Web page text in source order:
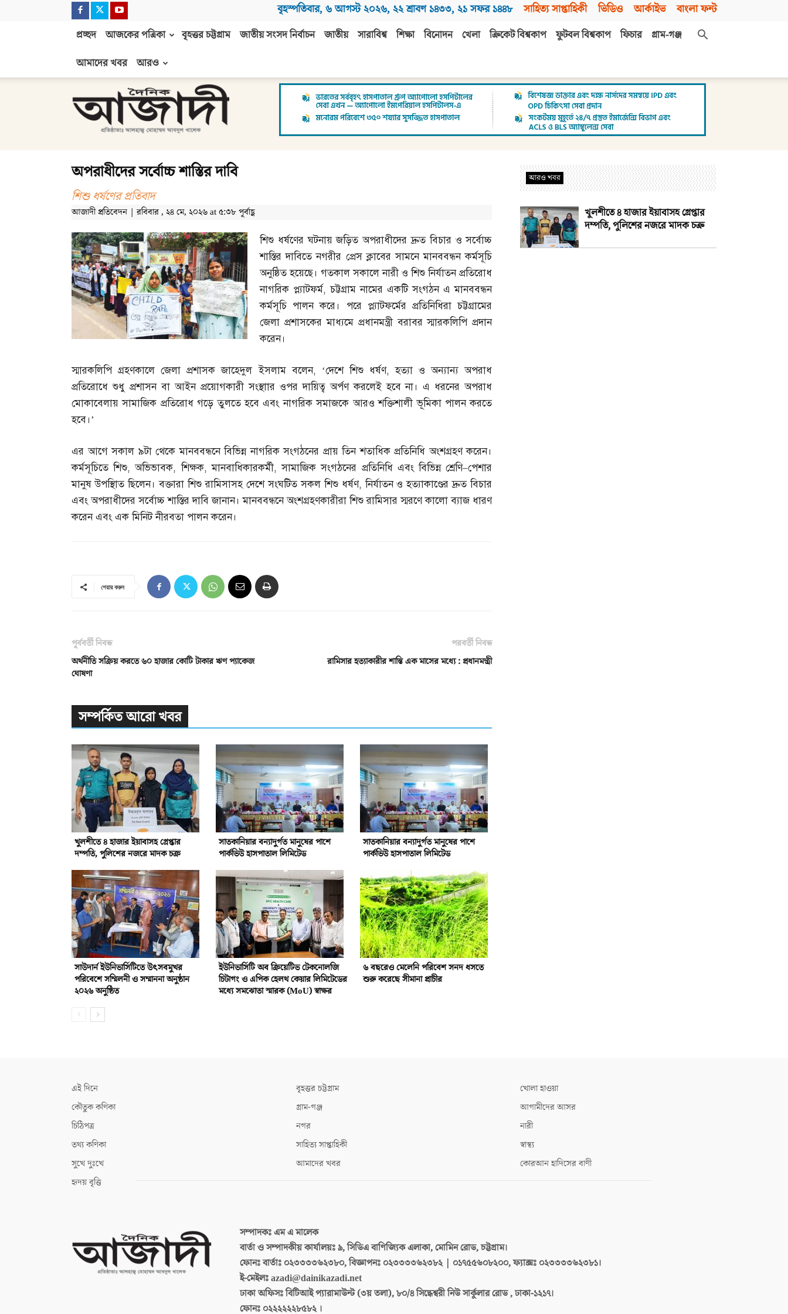
বৃহস্পতিবার, ৬ আগস্ট ২০২৬, ২২ শ্রাবণ ১৪৩৩, ২১ সফর ১৪৪৮ সাহিত্য সাপ্তাহিকী ভিডিও আর্কাইভ বাংলা ফন্ট
প্রচ্ছদ আজকের পত্রিকা বৃহত্তর চট্টগ্রাম জাতীয় সংসদ নির্বাচন জাতীয় সারাবিশ্ব শিক্ষা বিনোদন খেলা ক্রিকেট বিশ্বকাপ ফুটবল বিশ্বকাপ ফিচার
গ্রাম-গঞ্জ
আমাদের খবর
আরও
আজাদী
অপরাধীদের সর্বোচ্চ শাস্তির দাবি
শিশু ধর্ষণের প্রতিবাদ
আজাদী প্রতিবেদন | রবিবার , ২৪ মে, ২০২৬ at ৫:৩৮ পূর্বাহ্ণ
শিশু ধর্ষণের ঘটনায় জড়িত অপরাধীদের দ্রুত বিচার ও সর্বোচ্চ
শাস্তির দাবিতে নগরীর প্রেস ক্লাবের সামনে মানববন্ধন কর্মসূচি
অনুষ্ঠিত হয়েছে। গতকাল সকালে নারী ও শিশু নির্যাতন প্রতিরোধ
নাগরিক প্ল্যাটফর্ম,চট্টগ্রাম নামের একটি সংগঠন এ মানববন্ধন
কর্মসূচি পালন করে। পরে প্ল্যাটফর্মের প্রতিনিধিরা চট্টগ্রামের
জেলা প্রশাসকের মাধ্যমে প্রধানমন্ত্রী বরাবর স্মারকলিপি প্রদান
করেন।
স্মারকলিপি গ্রহণকালে জেলা প্রশাসক জাহেদুল ইসলাম বলেন, ‘দেশে শিশু ধর্ষণ,হত্যা ও অন্যান্য অপরাধ
প্রতিরোধে শুধু প্রশাসন বা আইন প্রয়োগকারী সংস্থাার ওপর দায়িত্ব অর্পণ করলেই হবে না। এ ধরনের অপরাধ
মোকাবেলায় সামাজিক প্রতিরোধ গড়ে তুলতে হবে এবং নাগরিক সমাজকে আরও শক্তিশালী ভূমিকা পালন করতে
হবে।’
এর আগে সকাল ৯টা থেকে মানববন্ধনে বিভিন্ন নাগরিক সংগঠনের প্রায় তিন শতাধিক প্রতিনিধি অংশগ্রহণ করেন।
কর্মসূচিতে শিশু,অভিভাবক,শিক্ষক,মানবাধিকারকর্মী,সামাজিক সংগঠনের প্রতিনিধি এবং বিভিন্ন শ্রেণি–পেশার
মানুষ উপস্থিাত ছিলেন। বক্তারা শিশু রামিসাসহ দেশে সংঘটিত সকল শিশু ধর্ষণ,নির্যাতন ও হত্যাকাণ্ডের দ্রুত বিচার
এবং অপরাধীদের সর্বোচ্চ শাস্তির দাবি জানান। মানববন্ধনে অংশগ্রহণকারীরা শিশু রামিসার স্মরণে কালো ব্যাজ ধারণ
করেন এবং এক মিনিট নীরবতা পালন করেন।
শেয়ার করুন
পূর্ববর্তী নিবন্ধ
অর্থনীতি সক্রিয় করতে ৬০ হাজার কোটি টাকার ঋণ প্যাকেজ
ঘোষণা
পরবর্তী নিবন্ধ
রামিসার হত্যাকারীর শাস্তি এক মাসের মধ্যে : প্রধানমন্ত্রী
সম্পর্কিত আরো খবর
খুলশীতে ৪ হাজার ইয়াবাসহ গ্রেপ্তার
দম্পতি, পুলিশের নজরে মাদক চক্র
সাতকানিয়ার বন্যাদুর্গত মানুষের পাশে
পার্কভিউ হাসপাতাল লিমিটেড
সাতকানিয়ার বন্যাদুর্গত মানুষের পাশে
পার্কভিউ হাসপাতাল লিমিটেড
সাউদার্ন ইউনিভার্সিটিতে উৎসবমুখর
পরিবেশে সম্মিলনী ও সম্মাননা অনুষ্ঠান
২০২৬ অনুষ্ঠিত
ইউনিভার্সিটি অব ক্রিয়েটিভ টেকনোলজি
চিটাগং ও এপিক হেলথ কেয়ার লিমিটেডের
মধ্যে সমঝোতা স্মারক (MoU) স্বাক্ষর
৬ বছরেও মেলেনি পরিবেশ সনদ ধসতে
শুরু করেছে সীমানা প্রাচীর
আরও খবর
খুলশীতে ৪ হাজার ইয়াবাসহ গ্রেপ্তার
দম্পতি, পুলিশের নজরে মাদক চক্র
এই দিনে
কৌতুক কণিকা
চিঠিপত্র
তথ্য কণিকা
সুখে দুঃখে
হৃদয় বৃত্তি
বৃহত্তর চট্টগ্রাম
গ্রাম-গঞ্জ
নগর
সাহিত্য সাপ্তাহিকী
আমাদের খবর
খোলা হাওয়া
আগামীদের আসর
নারী
স্বাস্থ্য
কোরআন হাদিসের বাণী
সম্পাদকঃএম এ মালেক
বার্তা ও সম্পাদকীয় কার্যালয়ঃ৯, সিডিএ বাণিজ্যিক এলাকা, মোমিন রোড, চট্টগ্রাম।
ফোনঃ বার্তাঃ ০২৩৩৩৩৬২৩৮০, বিজ্ঞাপনঃ ০২৩৩৩৩৬২৩৮২ | ০১৭৫৫৬০৮২০০, ফ্যাক্সঃ ০২৩৩৩৩৬২৩৮১।
ই-মেইলঃazadi@dainikazadi.net
ঢাকা অফিসঃবিটিআই প্যারামাউন্ট (৩য় তলা), ৮০/৪ সিদ্ধেশ্বরী নিউ সার্কুলার রোড , ঢাকা-১২১৭।
ফোনঃ ০২২২২২২৮৫৮২ ।